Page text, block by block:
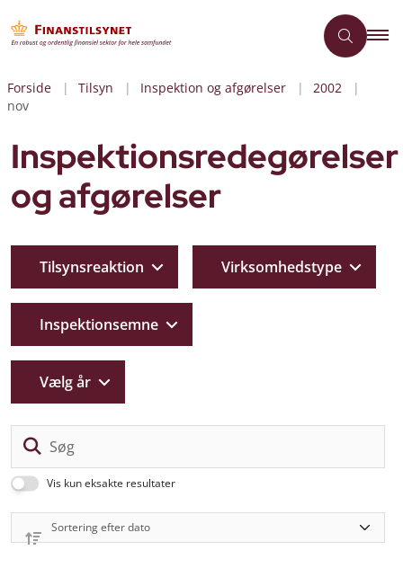
Forside Tilsyn Inspektion og afgørelser
2002
nov
Inspektionsredegørelser
og afgørelser
Vis kun eksakte resultater
Tilsynsreaktion Virksomhedstype
Inspektionsemne
Vælg år